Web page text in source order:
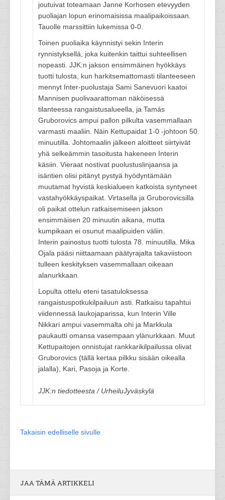
joutuivat toteamaan Janne Korhosen etevyyden
puoliajan lopun erinomaisissa maalipaikoissaan.
Tauolle marssittiin lukemissa 0-0.
Toinen puoliaika käynnistyi sekin Interin
rynnistyksellä, joka kuitenkin taittui suhteellisen
nopeasti. JJK:n jakson ensimmäinen hyökkäys
tuotti tulosta, kun harkitsemattomasti tilanteeseen
mennyt Inter-puolustaja Sami Sanevuori kaatoi
Mannisen puolivaarattoman näköisessä
tilanteessa rangaistusalueella, ja Tamás
Gruborovics ampui pallon pilkulta vasemmallaan
varmasti maaliin. Näin Kettupaidat 1-0 -johtoon 50.
minuutilla. Johtomaalin jälkeen aloitteet siirtyivät
yhä selkeämmin tasoitusta hakeneen Interin
käsiin. Vieraat nostivat puolustuslinjaansa ja
isäntien olisi pitänyt pystyä hyödyntämään
muutamat hyvistä keskialueen katkoista syntyneet
vastahyökkäyspaikat. Virtasella ja Gruborovicsilla
oli paikat ottelun ratkaisemiseen jakson
ensimmäisen 20 minuutin aikana, mutta
kumpikaan ei osunut maalipuiden väliin.
Interin painostus tuotti tulosta 78. minuutilla. Mika
Ojala pääsi niittaamaan päätyrajalta takaviistoon
tulleen keskityksen vasemmallaan oikeaan
alanurkkaan.
Lopulta ottelu eteni tasatuloksessa
rangaistuspotkukilpailuun asti. Ratkaisu tapahtui
viidennessä laukojaparissa, kun Interin Ville
Nikkari ampui vasemmalta ohi ja Markkula
paukautti omansa vasempaan ylänurkkaan. Muut
Kettupaitojen onnistujat rankkarikilpailussa olivat
Gruborovics (tällä kertaa pilkku sisään oikealla
jalalla), Kari, Pasoja ja Korte.
JJK:n tiedotteesta / UrheiluJyväskylä
Takaisin edelliselle sivulle
JAA TÄMÄ ARTIKKELI